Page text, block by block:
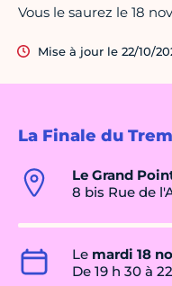
La Finale du
Le Grand
8 bis Rue de
Le mardi 18
De 19 h 30 à
Vous le saurez le 18
Mise à jour le 22/10/